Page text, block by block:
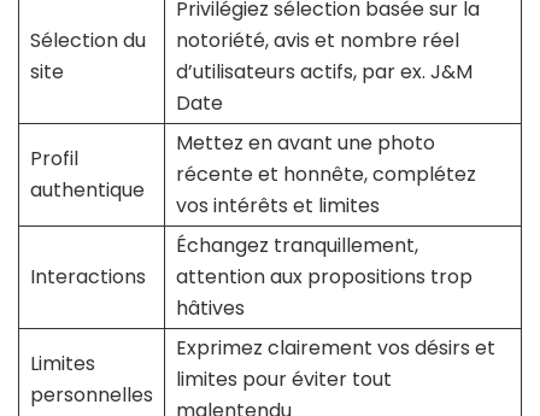
Sélection du
site
Privilégiez sélection basée sur la
notoriété, avis et nombre réel
d’utilisateurs actifs, par ex. J&M
Date
Profil
authentique
Mettez en avant une photo
récente et honnête, complétez
vos intérêts et limites
Interactions
Échangez tranquillement,
attention aux propositions trop
hâtives
Limites
personnelles
Exprimez clairement vos désirs et
limites pour éviter tout